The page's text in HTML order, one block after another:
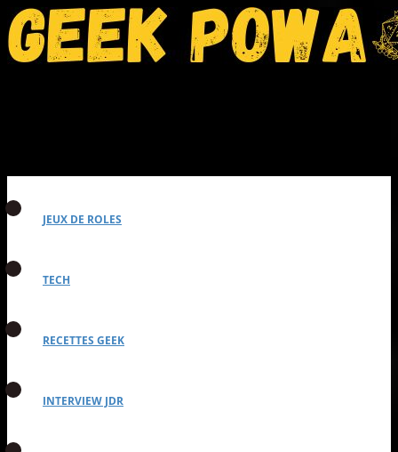
JEUX DE ROLES
TECH
RECETTES GEEK
INTERVIEW JDR